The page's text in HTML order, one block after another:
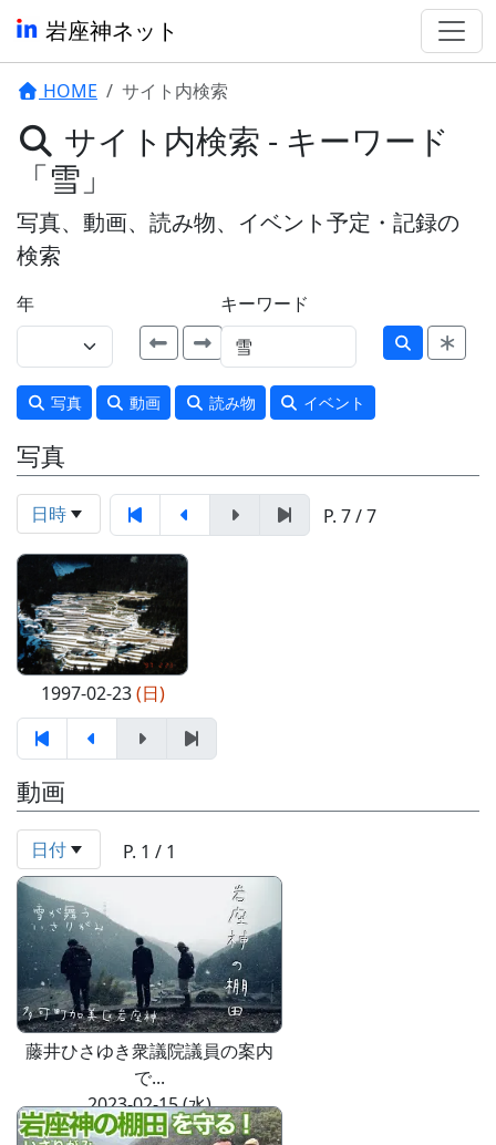
岩座神ネット
HOME サイト内検索
サイト内検索 - キーワード
「雪」
写真、動画、読み物、イベント予定・記録の
検索
年 キーワード
写真 動画 読み物 イベント
写真
日時 P. 7 / 7
1997-02-23(日)
動画
日付 P. 1 / 1
藤井ひさゆき衆議院議員の案内
で...
2023-02-15 (水)